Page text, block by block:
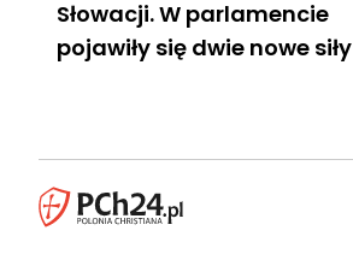
Słowacji. W parlamencie
pojawiły się dwie nowe siły